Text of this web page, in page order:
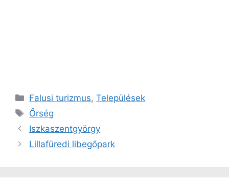
Kategória
Falusi turizmus,Települések
Címkék
Őrség
Iszkaszentgyörgy
Lillafüredi libegőpark